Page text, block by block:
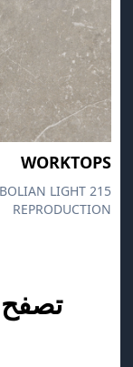
WORKTOPS
LIGHT
REPRODUCTION
تصفح